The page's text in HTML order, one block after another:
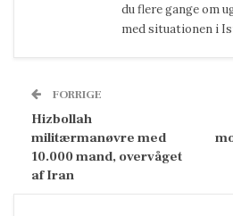
du flere gange om
med situationen i
FORRIGE
Hizbollah
militærmanøvre med
10.000 mand, overvåget
af Iran